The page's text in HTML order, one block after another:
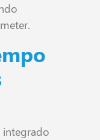
integrado